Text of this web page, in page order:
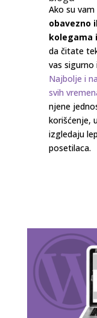
Ako su
obavezno
kolegama
da čitate
vas
Najbolje i
svih
njene
korišćenje,
izgledaju
posetilaca.